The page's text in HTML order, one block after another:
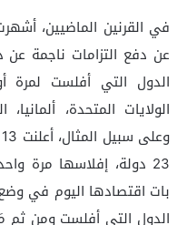
عن دفع التزامات ناجمة عن
الدول التي أفلست لمرة
الولايات المتحدة،
23 دولة، إفلاسها مرة
بات اقتصادها اليوم في
الدول التي أفلست ومن